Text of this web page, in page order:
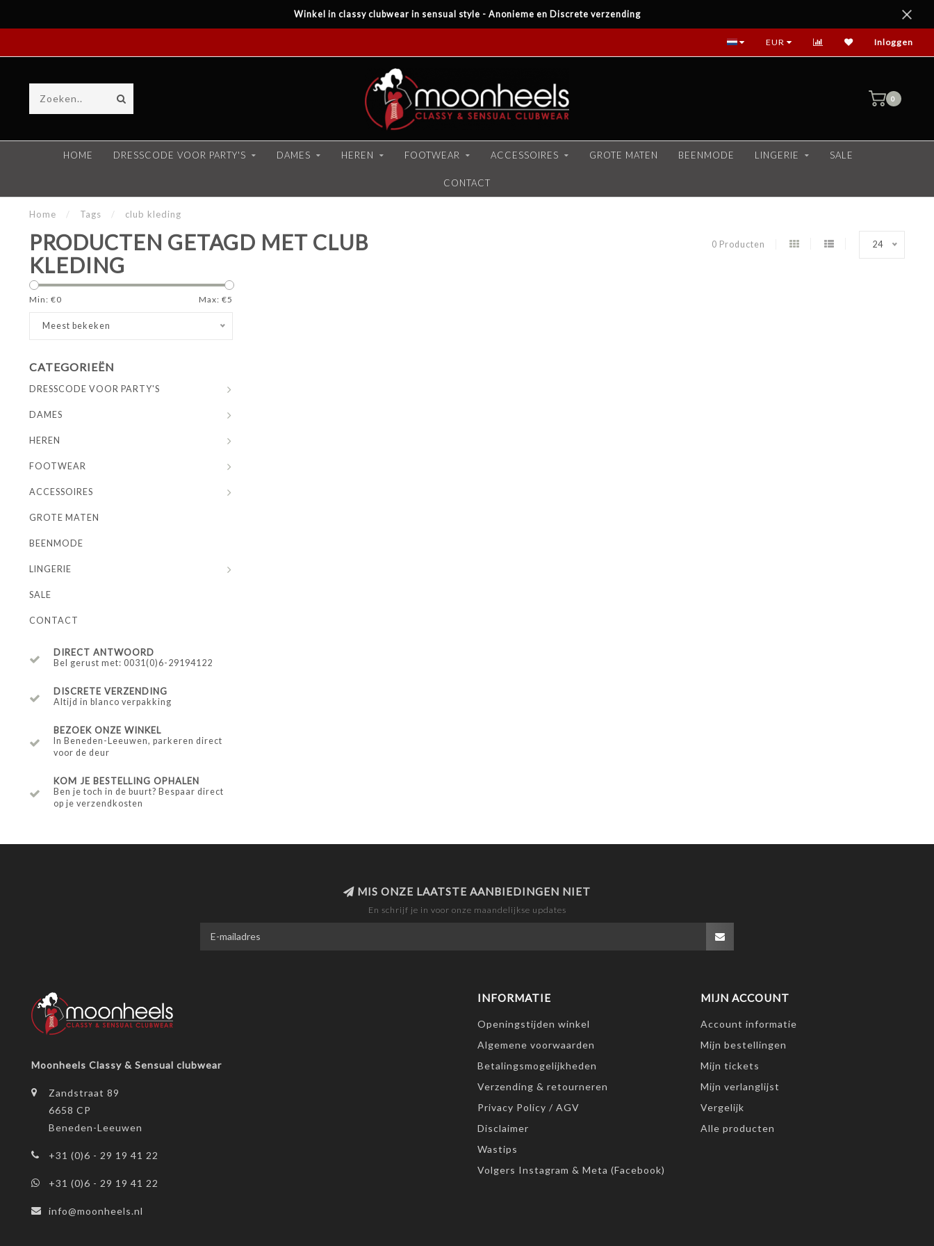
Winkel in classy clubwear in sensual style - Anonieme en Discrete verzending
EUR Inloggen
0
HOME DRESSCODE VOOR PARTY'S DAMES HEREN FOOTWEAR ACCESSOIRES GROTE MATEN BEENMODE LINGERIE SALE
CONTACT
Home / Tags / club kleding
PRODUCTEN GETAGD MET CLUB
KLEDING
0 Producten 24
Min: €0 Max: €5
Meest bekeken
CATEGORIEËN
DRESSCODE VOOR PARTY'S
DAMES
HEREN
FOOTWEAR
ACCESSOIRES
GROTE MATEN
BEENMODE
LINGERIE
SALE
CONTACT
DIRECT ANTWOORD
Bel gerust met: 0031(0)6-29194122
DISCRETE VERZENDING
Altijd in blanco verpakking
BEZOEK ONZE WINKEL
In Beneden-Leeuwen, parkeren direct
voor de deur
KOM JE BESTELLING OPHALEN
Ben je toch in de buurt? Bespaar direct
op je verzendkosten
MIS ONZE LAATSTE AANBIEDINGEN NIET
En schrijf je in voor onze maandelijkse updates
Moonheels Classy & Sensual clubwear
Zandstraat 89
6658 CP
Beneden-Leeuwen
+31 (0)6 - 29 19 41 22
+31 (0)6 - 29 19 41 22
info@moonheels.nl
INFORMATIE
Openingstijden winkel
Algemene voorwaarden
Betalingsmogelijkheden
Verzending & retourneren
Privacy Policy / AGV
Disclaimer
Wastips
Volgers Instagram & Meta (Facebook)
MIJN ACCOUNT
Account informatie
Mijn bestellingen
Mijn tickets
Mijn verlanglijst
Vergelijk
Alle producten